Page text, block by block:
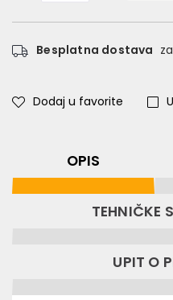
Besplatna dostava
Dodaj u favorite
OPIS
TEHNIČKE
UPIT O